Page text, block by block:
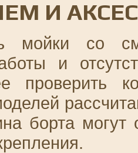
И
мойки со
и
проверить
борта могут